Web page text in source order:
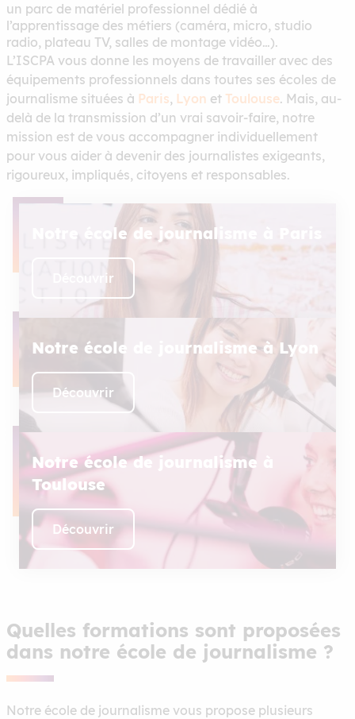
un parc de matériel professionnel dédié à
l’apprentissage des métiers (caméra, micro, studio
radio, plateau TV, salles de montage vidéo…).
L’ISCPA vous donne les moyens de travailler avec des
équipements professionnels dans toutes ses écoles de
journalisme situées à Paris, Lyon et Toulouse. Mais, au-
delà de la transmission d’un vrai savoir-faire, notre
mission est de vous accompagner individuellement
pour vous aider à devenir des journalistes exigeants,
rigoureux, impliqués, citoyens et responsables.
Notre école de journalisme à Paris
Découvrir
Notre école de journalisme à Lyon
Découvrir
Notre école de journalisme à
Toulouse
Découvrir
Quelles formations sont proposées
dans notre école de journalisme ?
Notre école de journalisme vous propose plusieurs